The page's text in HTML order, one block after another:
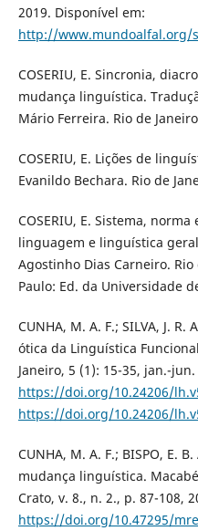
2019. Disponível em:
http://www.mundoalfal.org/
COSERIU, E. Sincronia,
mudança linguística.
Mário Ferreira. Rio de
COSERIU, E. Lições de
Evanildo Bechara. Rio de
COSERIU, E. Sistema,
linguagem e linguística
Agostinho Dias Carneiro. Rio
Paulo: Ed. da Universidade
CUNHA, M. A. F.; SILVA, J.
ótica da Linguística
Janeiro, 5 (1): 15-35, jan.-
https://doi.org/10.24206/
https://doi.org/10.24206/
CUNHA, M. A. F.; BISPO, E.
mudança linguística.
Crato, v. 8., n. 2., p. 87-108,
https://doi.org/10.47295/